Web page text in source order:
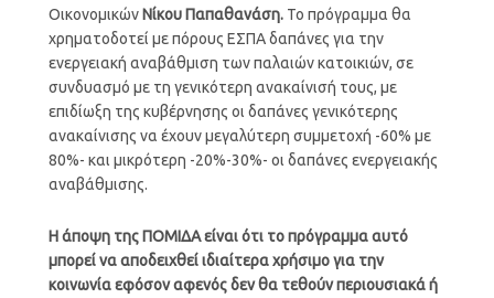
Οικονομικών Νίκου Παπαθανάση. Το πρόγραμμα θα
χρηματοδοτεί με πόρους ΕΣΠΑ δαπάνες για την
ενεργειακή αναβάθμιση των παλαιών κατοικιών, σε
συνδυασμό με τη γενικότερη ανακαίνισή τους, με
επιδίωξη της κυβέρνησης οι δαπάνες γενικότερης
ανακαίνισης να έχουν μεγαλύτερη συμμετοχή -60% με
80%- και μικρότερη -20%-30%- οι δαπάνες ενεργειακής
αναβάθμισης.
Η άποψη της ΠΟΜΙΔΑ είναι ότι το πρόγραμμα αυτό
μπορεί να αποδειχθεί ιδιαίτερα χρήσιμο για την
κοινωνία εφόσον αφενός δεν θα τεθούν περιουσιακά ή